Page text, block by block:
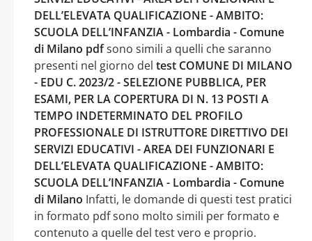
DELL’ELEVATA QUALIFICAZIONE - AMBITO:
SCUOLA DELL’INFANZIA - Lombardia - Comune
di Milano pdfsono simili a quelli che saranno
presenti nel giorno del test COMUNE DI MILANO
- EDU C. 2023/2 - SELEZIONE PUBBLICA, PER
ESAMI, PER LA COPERTURA DI N. 13 POSTI A
TEMPO INDETERMINATO DEL PROFILO
PROFESSIONALE DI ISTRUTTORE DIRETTIVO DEI
SERVIZI EDUCATIVI - AREA DEI FUNZIONARI E
DELL’ELEVATA QUALIFICAZIONE - AMBITO:
SCUOLA DELL’INFANZIA - Lombardia - Comune
di Milano Infatti, le domande di questi test pratici
in formato pdf sono molto simili per formato e
contenuto a quelle del test vero e proprio.